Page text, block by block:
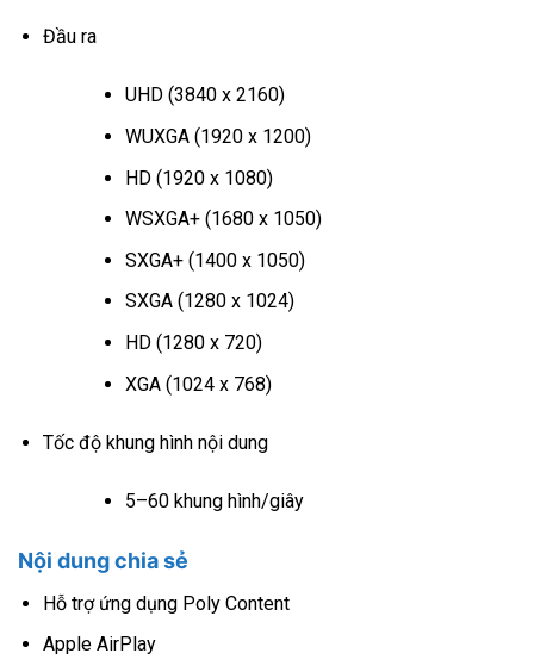
Đầu ra
UHD (3840 x 2160)
WUXGA (1920 x 1200)
HD (1920 x 1080)
WSXGA+ (1680 x 1050)
SXGA+ (1400 x 1050)
SXGA (1280 x 1024)
HD (1280 x 720)
XGA (1024 x 768)
Tốc độ khung hình nội dung
5–60 khung hình/giây
Nội dung chia sẻ
Hỗ trợ ứng dụng Poly Content
Apple AirPlay